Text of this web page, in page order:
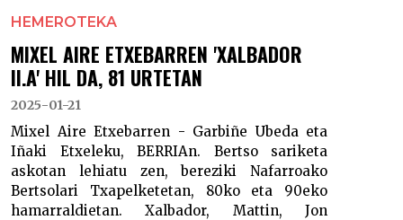
HEMEROTEKA
MIXEL AIRE ETXEBARREN 'XALBADOR
II.A' HIL DA, 81 URTETAN
2025-01-21
Mixel Aire Etxebarren - Garbiñe Ubeda eta
Iñaki Etxeleku, BERRIAn. Bertso sariketa
askotan lehiatu zen, bereziki Nafarroako
Bertsolari Txapelketetan, 80ko eta 90eko
hamarraldietan. Xalbador, Mattin, Jon